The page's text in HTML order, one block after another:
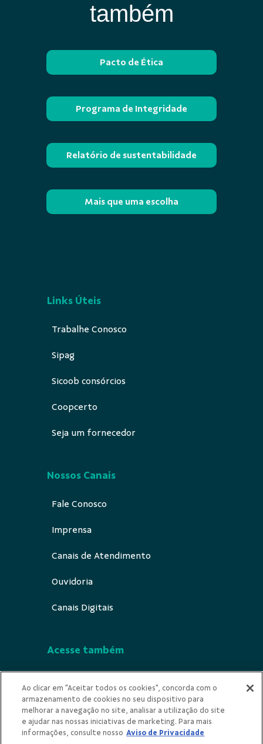
também
Pacto de Ética
Programa de Integridade
Relatório de sustentabilidade
Mais que uma escolha
Links Úteis
Trabalhe Conosco
Sipag
Sicoob consórcios
Coopcerto
Seja um fornecedor
Nossos Canais
Fale Conosco
Imprensa
Canais de Atendimento
Ouvidoria
Canais Digitais
Acesse também
Indícios de Ilícitude
Privacidade
Ao clicar em "Aceitar todos os cookies", concorda com o
armazenamento de cookies no seu dispositivo para
melhorar a navegação no site, analisar a utilização do site
e ajudar nas nossas iniciativas de marketing. Para mais
informações, consulte nosso Aviso de Privacidade